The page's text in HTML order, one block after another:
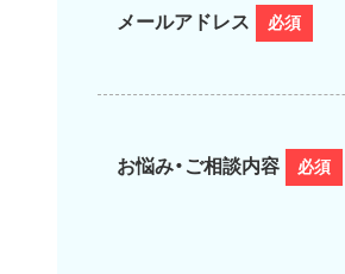
メールアドレス 必須
お悩み・ご相談内容 必須